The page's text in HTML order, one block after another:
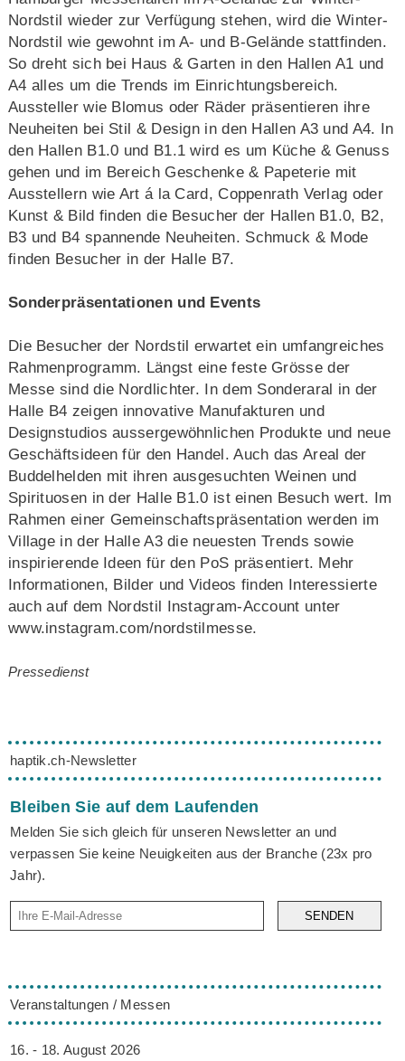
Nordstil wieder zur Verfügung stehen, wird die Winter-
Nordstil wie gewohnt im A- und B-Gelände stattfinden.
So dreht sich bei Haus & Garten in den Hallen A1 und
A4 alles um die Trends im Einrichtungsbereich.
Aussteller wie Blomus oder Räder präsentieren ihre
Neuheiten bei Stil & Design in den Hallen A3 und A4. In
den Hallen B1.0 und B1.1 wird es um Küche & Genuss
gehen und im Bereich Geschenke & Papeterie mit
Ausstellern wie Art á la Card, Coppenrath Verlag oder
Kunst & Bild finden die Besucher der Hallen B1.0, B2,
B3 und B4 spannende Neuheiten. Schmuck & Mode
finden Besucher in der Halle B7.
Sonderpräsentationen und Events
Die Besucher der Nordstil erwartet ein umfangreiches
Rahmenprogramm. Längst eine feste Grösse der
Messe sind die Nordlichter. In dem Sonderaral in der
Halle B4 zeigen innovative Manufakturen und
Designstudios aussergewöhnlichen Produkte und neue
Geschäftsideen für den Handel. Auch das Areal der
Buddelhelden mit ihren ausgesuchten Weinen und
Spirituosen in der Halle B1.0 ist einen Besuch wert. Im
Rahmen einer Gemeinschaftspräsentation werden im
Village in der Halle A3 die neuesten Trends sowie
inspirierende Ideen für den PoS präsentiert. Mehr
Informationen, Bilder und Videos finden Interessierte
auch auf dem Nordstil Instagram-Account unter
www.instagram.com/nordstilmesse.
Pressedienst
haptik.ch-Newsletter
Bleiben Sie auf dem Laufenden
Melden Sie sich gleich für unseren Newsletter an und
verpassen Sie keine Neuigkeiten aus der Branche (23x pro
Jahr).
SENDEN
Veranstaltungen / Messen
16. - 18. August 2026